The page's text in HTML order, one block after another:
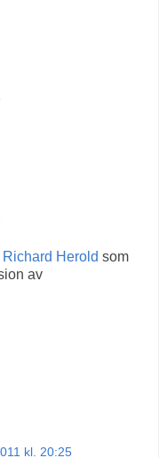
Richard Herold som
av
kl. 20:25